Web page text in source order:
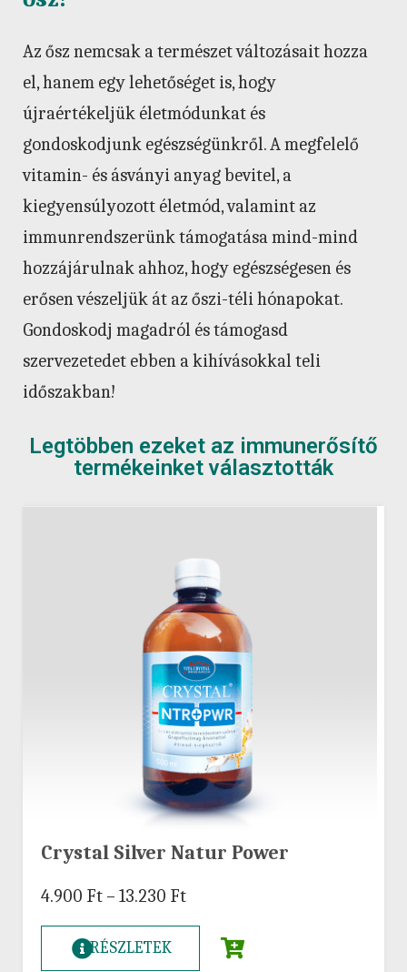
Az ősz nemcsak a természet változásait hozza
el, hanem egy lehetőséget is, hogy
újraértékeljük életmódunkat és
gondoskodjunk egészségünkről. A megfelelő
vitamin- és ásványi anyag bevitel, a
kiegyensúlyozott életmód, valamint az
immunrendszerünk támogatása mind-mind
hozzájárulnak ahhoz, hogy egészségesen és
erősen vészeljük át az őszi-téli hónapokat.
Gondoskodj magadról és támogasd
szervezetedet ebben a kihívásokkal teli
időszakban!
Legtöbben ezeket az immunerősítő
termékeinket választották
Crystal Silver Natur Power
4.900 Ft – 13.230 Ft
RÉSZLETEK